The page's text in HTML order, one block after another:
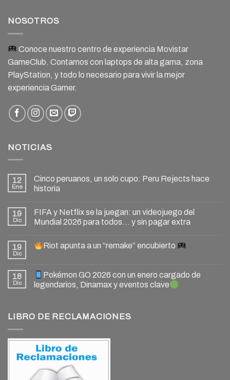
NOSOTROS
Conoce nuestro centro de experiencia Movistar
GameClub. Contamos con laptops de alta gama, zona
PlayStation, y todo lo necesario para vivir la mejor
experiencia Gamer.
NOTICIAS
12
Ene
Cinco peruanos, un solo cupo: Peru Rejects hace
historia
19
Dic
FIFA y Netflix se la juegan: un videojuego del
Mundial 2026 para todos… y sin pagar extra
19
Dic
Riot apunta a un “remake” encubierto
18
Dic
Pokémon GO 2026 con un enero cargado de
legendarios, Dinamax y eventos clave
LIBRO DE RECLAMACIONES